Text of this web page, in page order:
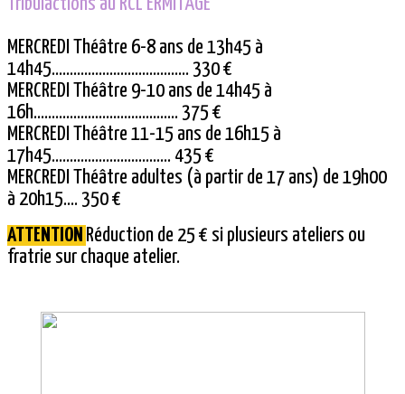
MERCREDI Théâtre 6-8 ans de 13h45 à
14h45...................................... 330 €
MERCREDI Théâtre 9-10 ans de 14h45 à
16h........................................ 375 €
MERCREDI Théâtre 11-15 ans de 16h15 à
17h45................................. 435 €
MERCREDI Théâtre adultes (à partir de 17 ans) de 19h00
à 20h15.... 350 €
ATTENTION Réduction de 25 € si plusieurs ateliers ou
fratrie sur chaque atelier.